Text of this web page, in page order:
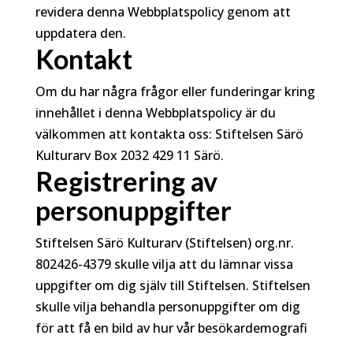
revidera denna Webbplatspolicy genom att
uppdatera den.
Kontakt
Om du har några frågor eller funderingar kring
innehållet i denna Webbplatspolicy är du
välkommen att kontakta oss: Stiftelsen Särö
Kulturarv Box 2032 429 11 Särö.
Registrering av
personuppgifter
Stiftelsen Särö Kulturarv (Stiftelsen) org.nr.
802426-4379 skulle vilja att du lämnar vissa
uppgifter om dig själv till Stiftelsen. Stiftelsen
skulle vilja behandla personuppgifter om dig
för att få en bild av hur vår besökardemografi